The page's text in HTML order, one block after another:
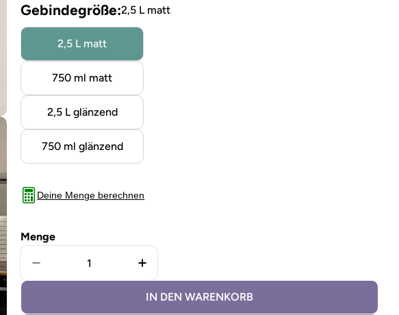
Gebindegröße:2,5 L matt
2,5 L matt
750 ml matt
2,5 L glänzend
750 ml glänzend
Deine Menge berechnen
Menge
Menge für Holzfarbe außen Ida´s Light Grey verringern
Menge für Holzfarbe außen Ida´s Light Grey
IN DEN WARENKORB